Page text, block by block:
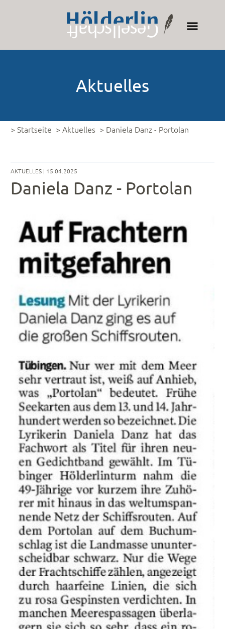
Aktuelles
> Startseite > Aktuelles > Daniela Danz - Portolan
AKTUELLES | 15.04.2025
Daniela Danz - Portolan